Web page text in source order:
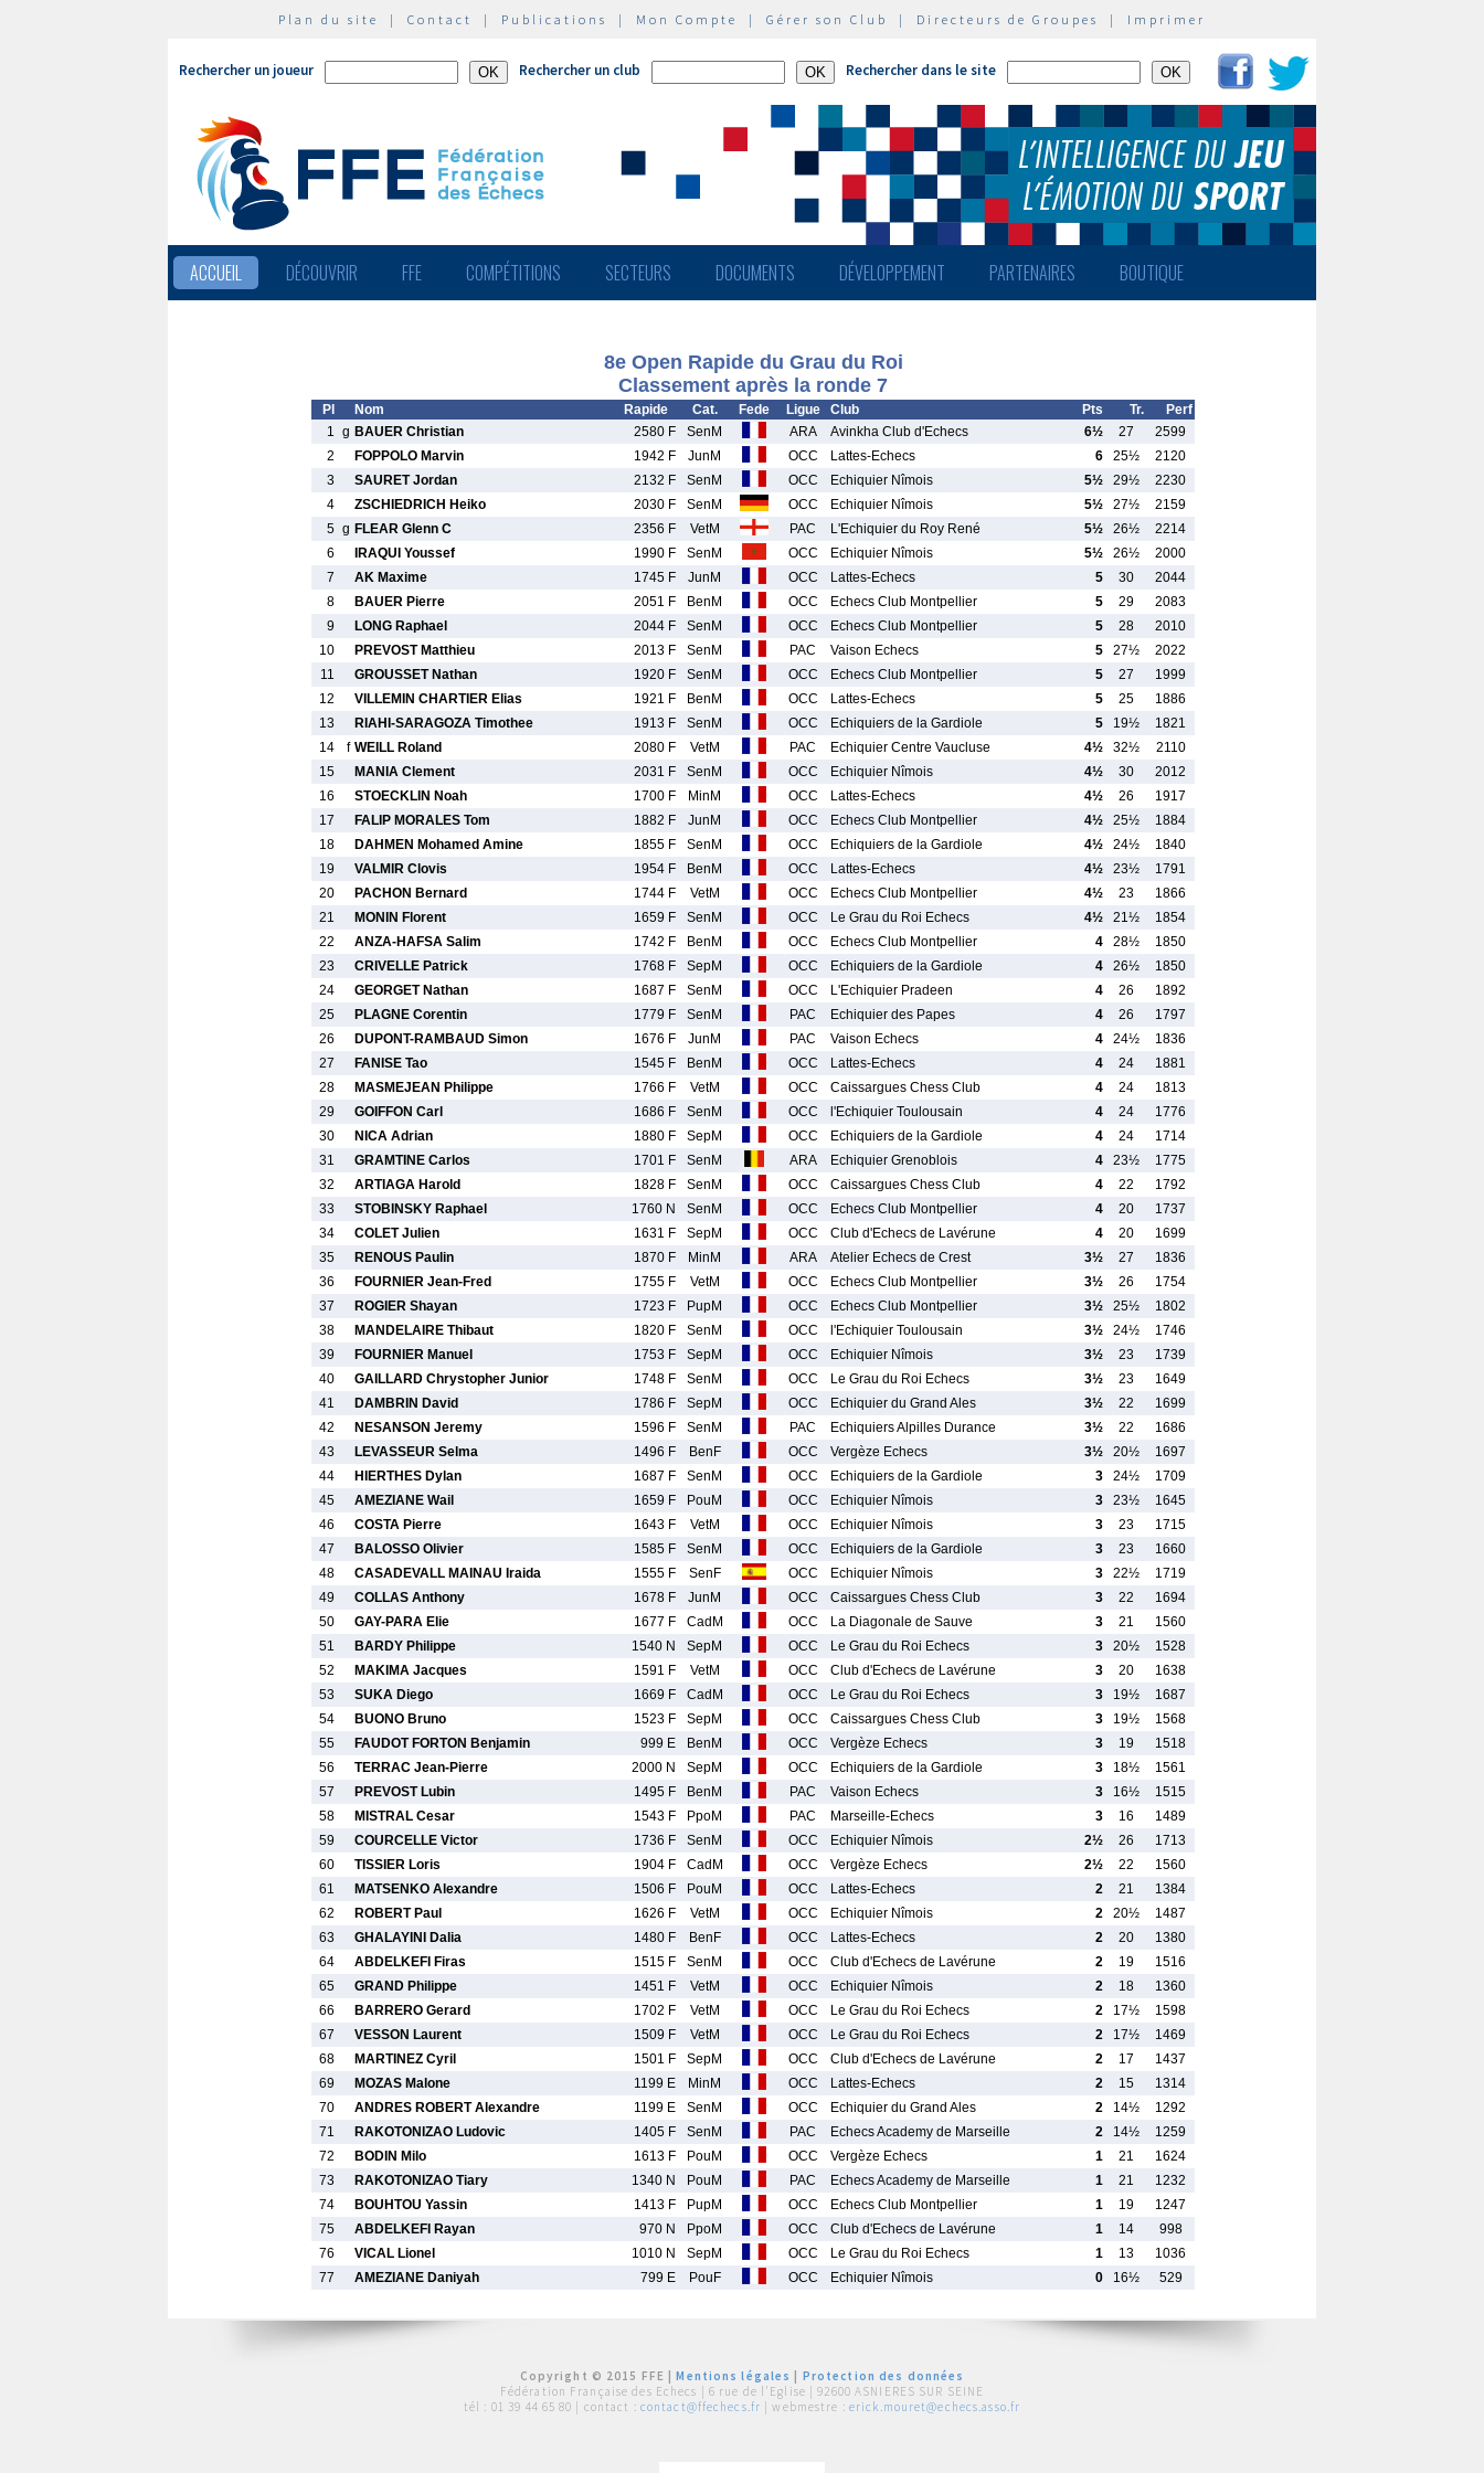
Plan du site | Contact | Publications | Mon Compte | Gérer son Club | Directeurs de Groupes | Imprimer
Rechercher un joueur Rechercher un club Rechercher dans le site
ACCUEIL DÉCOUVRIR FFE COMPÉTITIONS SECTEURS DOCUMENTS DÉVELOPPEMENT PARTENAIRES BOUTIQUE
8e Open Rapide du Grau du Roi
Classement après la ronde 7
Pl Nom Rapide Cat. Fede Ligue Club Pts Tr.
Perf
1 g BAUER Christian 2580 F SenM ARA Avinkha Club d'Echecs 6½ 27
2599
2
FOPPOLO Marvin 1942 F JunM OCC Lattes-Echecs 6 25½
2120
3
SAURET Jordan 2132 F SenM OCC Echiquier Nîmois 5½ 29½
2230
4
ZSCHIEDRICH Heiko 2030 F SenM OCC Echiquier Nîmois 5½ 27½
2159
5 g FLEAR Glenn C 2356 F VetM PAC L'Echiquier du Roy René 5½ 26½
2214
6
IRAQUI Youssef 1990 F SenM OCC Echiquier Nîmois 5½ 26½
2000
7
AK Maxime 1745 F JunM OCC Lattes-Echecs 5 30
2044
8
BAUER Pierre 2051 F BenM OCC Echecs Club Montpellier 5 29
2083
9
LONG Raphael 2044 F SenM OCC Echecs Club Montpellier 5 28
2010
10
PREVOST Matthieu 2013 F SenM PAC Vaison Echecs 5 27½
2022
11
GROUSSET Nathan 1920 F SenM OCC Echecs Club Montpellier 5 27
1999
12
VILLEMIN CHARTIER Elias 1921 F BenM OCC Lattes-Echecs 5 25
1886
13
RIAHI-SARAGOZA Timothee 1913 F SenM OCC Echiquiers de la Gardiole 5 19½
1821
14
f WEILL Roland 2080 F VetM PAC Echiquier Centre Vaucluse 4½ 32½
2110
15
MANIA Clement 2031 F SenM OCC Echiquier Nîmois 4½ 30
2012
16
STOECKLIN Noah 1700 F MinM OCC Lattes-Echecs 4½ 26
1917
17
FALIP MORALES Tom 1882 F JunM OCC Echecs Club Montpellier 4½ 25½
1884
18
DAHMEN Mohamed Amine 1855 F SenM OCC Echiquiers de la Gardiole 4½ 24½
1840
19
VALMIR Clovis 1954 F BenM OCC Lattes-Echecs 4½ 23½
1791
20
PACHON Bernard 1744 F VetM OCC Echecs Club Montpellier 4½ 23
1866
21
MONIN Florent 1659 F SenM OCC Le Grau du Roi Echecs 4½ 21½
1854
22
ANZA-HAFSA Salim 1742 F BenM OCC Echecs Club Montpellier 4 28½
1850
23
CRIVELLE Patrick 1768 F SepM OCC Echiquiers de la Gardiole 4 26½
1850
24
GEORGET Nathan 1687 F SenM OCC L'Echiquier Pradeen 4 26
1892
25
PLAGNE Corentin 1779 F SenM PAC Echiquier des Papes 4 26
1797
26
DUPONT-RAMBAUD Simon 1676 F JunM PAC Vaison Echecs 4 24½
1836
27
FANISE Tao 1545 F BenM OCC Lattes-Echecs 4 24
1881
28
MASMEJEAN Philippe 1766 F VetM OCC Caissargues Chess Club 4 24
1813
29
GOIFFON Carl 1686 F SenM OCC l'Echiquier Toulousain 4 24
1776
30
NICA Adrian 1880 F SepM OCC Echiquiers de la Gardiole 4 24
1714
31
GRAMTINE Carlos 1701 F SenM ARA Echiquier Grenoblois 4 23½
1775
32
ARTIAGA Harold 1828 F SenM OCC Caissargues Chess Club 4 22
1792
33
STOBINSKY Raphael 1760 N SenM OCC Echecs Club Montpellier 4 20
1737
34
COLET Julien 1631 F SepM OCC Club d'Echecs de Lavérune 4 20
1699
35
RENOUS Paulin 1870 F MinM ARA Atelier Echecs de Crest 3½ 27
1836
36
FOURNIER Jean-Fred 1755 F VetM OCC Echecs Club Montpellier 3½ 26
1754
37
ROGIER Shayan 1723 F PupM OCC Echecs Club Montpellier 3½ 25½
1802
38
MANDELAIRE Thibaut 1820 F SenM OCC l'Echiquier Toulousain 3½ 24½
1746
39
FOURNIER Manuel 1753 F SepM OCC Echiquier Nîmois 3½ 23
1739
40
GAILLARD Chrystopher Junior 1748 F SenM OCC Le Grau du Roi Echecs 3½ 23
1649
41
DAMBRIN David 1786 F SepM OCC Echiquier du Grand Ales 3½ 22
1699
42
NESANSON Jeremy 1596 F SenM PAC Echiquiers Alpilles Durance 3½ 22
1686
43
LEVASSEUR Selma 1496 F BenF OCC Vergèze Echecs 3½ 20½
1697
44
HIERTHES Dylan 1687 F SenM OCC Echiquiers de la Gardiole 3 24½
1709
45
AMEZIANE Wail 1659 F PouM OCC Echiquier Nîmois 3 23½
1645
46
COSTA Pierre 1643 F VetM OCC Echiquier Nîmois 3 23
1715
47
BALOSSO Olivier 1585 F SenM OCC Echiquiers de la Gardiole 3 23
1660
48
CASADEVALL MAINAU Iraida 1555 F SenF OCC Echiquier Nîmois 3 22½
1719
49
COLLAS Anthony 1678 F JunM OCC Caissargues Chess Club 3 22
1694
50
GAY-PARA Elie 1677 F CadM OCC La Diagonale de Sauve 3 21
1560
51
BARDY Philippe 1540 N SepM OCC Le Grau du Roi Echecs 3 20½
1528
52
MAKIMA Jacques 1591 F VetM OCC Club d'Echecs de Lavérune 3 20
1638
53
SUKA Diego 1669 F CadM OCC Le Grau du Roi Echecs 3 19½
1687
54
BUONO Bruno 1523 F SepM OCC Caissargues Chess Club 3 19½
1568
55
FAUDOT FORTON Benjamin 999 E BenM OCC Vergèze Echecs 3 19
1518
56
TERRAC Jean-Pierre 2000 N SepM OCC Echiquiers de la Gardiole 3 18½
1561
57
PREVOST Lubin 1495 F BenM PAC Vaison Echecs 3 16½
1515
58
MISTRAL Cesar 1543 F PpoM PAC Marseille-Echecs 3 16
1489
59
COURCELLE Victor 1736 F SenM OCC Echiquier Nîmois 2½ 26
1713
60
TISSIER Loris 1904 F CadM OCC Vergèze Echecs 2½ 22
1560
61
MATSENKO Alexandre 1506 F PouM OCC Lattes-Echecs 2 21
1384
62
ROBERT Paul 1626 F VetM OCC Echiquier Nîmois 2 20½
1487
63
GHALAYINI Dalia 1480 F BenF OCC Lattes-Echecs 2 20
1380
64
ABDELKEFI Firas 1515 F SenM OCC Club d'Echecs de Lavérune 2 19
1516
65
GRAND Philippe 1451 F VetM OCC Echiquier Nîmois 2 18
1360
66
BARRERO Gerard 1702 F VetM OCC Le Grau du Roi Echecs 2 17½
1598
67
VESSON Laurent 1509 F VetM OCC Le Grau du Roi Echecs 2 17½
1469
68
MARTINEZ Cyril 1501 F SepM OCC Club d'Echecs de Lavérune 2 17
1437
69
MOZAS Malone 1199 E MinM OCC Lattes-Echecs 2 15
1314
70
ANDRES ROBERT Alexandre 1199 E SenM OCC Echiquier du Grand Ales 2 14½
1292
71
RAKOTONIZAO Ludovic 1405 F SenM PAC Echecs Academy de Marseille 2 14½
1259
72
BODIN Milo 1613 F PouM OCC Vergèze Echecs 1 21
1624
73
RAKOTONIZAO Tiary 1340 N PouM PAC Echecs Academy de Marseille 1 21
1232
74
BOUHTOU Yassin 1413 F PupM OCC Echecs Club Montpellier 1 19
1247
75
ABDELKEFI Rayan 970 N PpoM OCC Club d'Echecs de Lavérune 1 14
998
76
VICAL Lionel 1010 N SepM OCC Le Grau du Roi Echecs 1 13
1036
77
AMEZIANE Daniyah 799 E PouF OCC Echiquier Nîmois 0 16½ 529
Copyright © 2015 FFE |Mentions légales
Protection des données
Fédération Française des Echecs | 6 rue de l'Eglise | 92600 ASNIERES SUR SEINE
tél : 01 39 44 65 80 | contact : contact@ffechecs.fr | webmestre : erick.mouret@echecs.asso.fr